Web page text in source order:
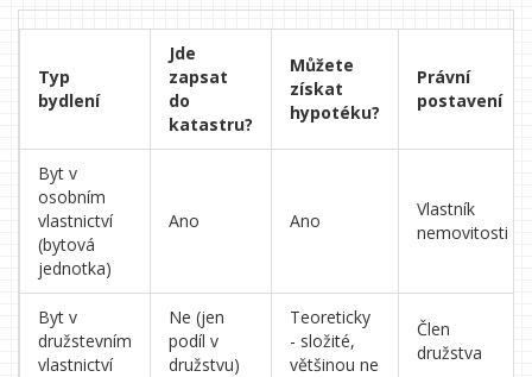
Typ
bydlení
Jde
zapsat
do
katastru?
Můžete
získat
hypotéku?
Právní
postavení
Byt v
osobním
vlastnictví
(bytová
jednotka)
Ano Ano
Vlastník
nemovitosti
Byt v
družstevním
vlastnictví
Ne (jen
podíl v
družstvu)
Teoreticky
- složité,
většinou ne
Člen
družstva